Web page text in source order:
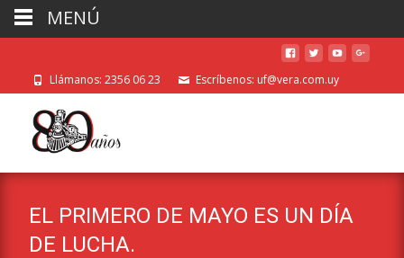
Llámanos: 2356 06 23 Escríbenos: uf@vera.com.uy
EL PRIMERO DE MAYO ES UN DÍA
DE LUCHA.
MENÚ